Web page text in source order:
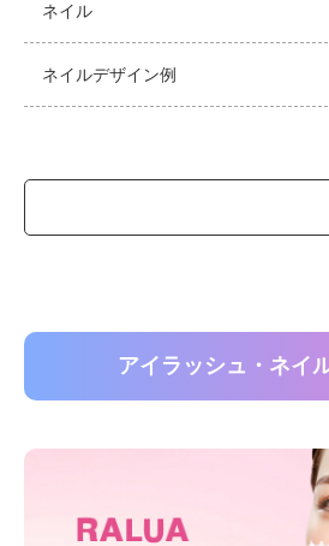
ネイル
ネイルデザイン例
アイラッシュ・ネイ